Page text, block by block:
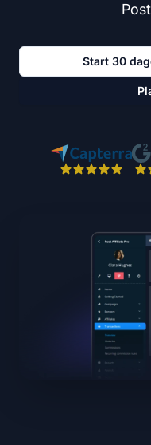
Start 30